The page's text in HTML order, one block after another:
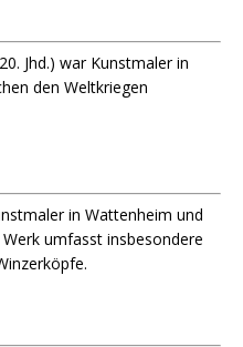
Jhd.) war Kunstmaler in
den Weltkriegen
in Wattenheim und
umfasst insbesondere